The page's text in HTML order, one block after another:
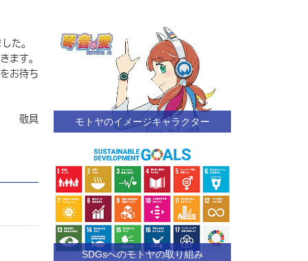
た。
ます。
お待ち
敬具
モトヤのイメージキャラクター
SDGsへのモトヤの取り組み